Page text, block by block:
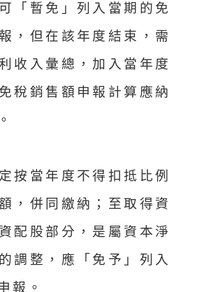
「暫免」列入當期的免
，但在該年度結束，需
收入彙總，加入當年度
稅銷售額申報計算應納
按當年度不得扣抵比例
，併同繳納；至取得資
配股部分，是屬資本淨
調整，應「免予」列入
報。